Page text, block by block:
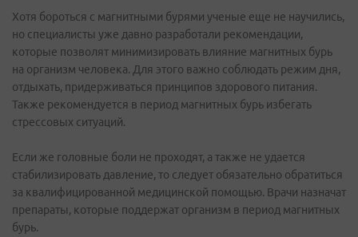
Хотя бороться с магнитными бурями ученые еще не научились,
но специалисты уже давно разработали рекомендации,
которые позволят минимизировать влияние магнитных бурь
на организм человека. Для этого важно соблюдать режим дня,
отдыхать, придерживаться принципов здорового питания.
Также рекомендуется в период магнитных бурь избегать
стрессовых ситуаций.
Если же головные боли не проходят, а также не удается
стабилизировать давление, то следует обязательно обратиться
за квалифицированной медицинской помощью. Врачи назначат
препараты, которые поддержат организм в период магнитных
бурь.